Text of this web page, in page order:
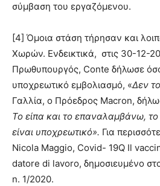
σύμβαση του εργαζόμενου.
[4] Όμοια στάση τήρησαν και
Χωρών. Ενδεικτικά, στις 30-12-
Πρωθυπουργός, Conte δήλωσε
υποχρεωτικό εμβολιασμό, «Δεν
Γαλλία, ο Πρόεδρος Macron,
Το είπα και το επαναλαμβάνω, το
είναι υποχρεωτικό». Για
Nicola Maggio, Covid- 19Q Il
datore di lavoro, δημοσιευμένο
n. 1/2020.